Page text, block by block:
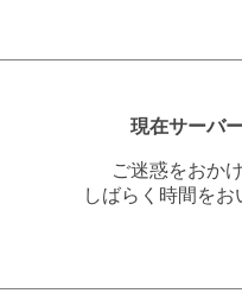
現在サーバ
ご迷惑をおか
しばらく時間を